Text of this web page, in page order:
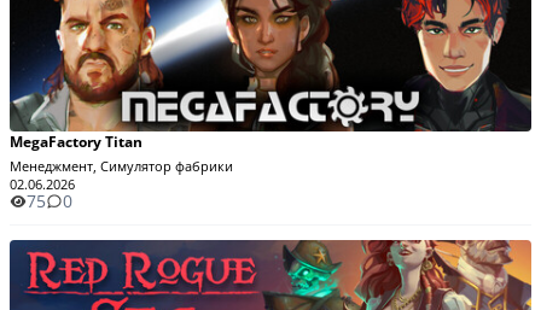
MegaFactory Titan
Менеджмент, Симулятор фабрики
02.06.2026
75 0